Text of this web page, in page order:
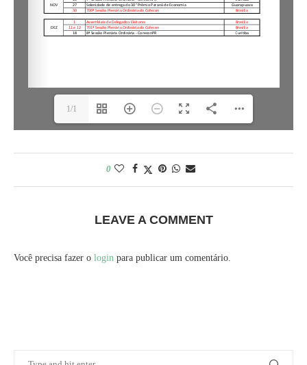
1/1
0
LEAVE A COMMENT
Você precisa fazer o login para publicar um comentário.